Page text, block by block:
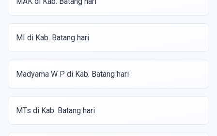
MI di Kab. Batang hari
Madyama W P di Kab. Batang hari
MTs di Kab. Batang hari